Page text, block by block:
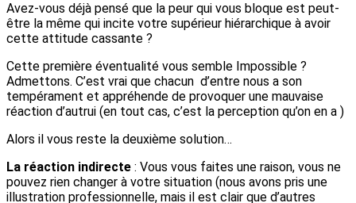
Avez-vous déjà pensé que la peur qui vous bloque est peut-
être la même qui incite votre supérieur hiérarchique à avoir
cette attitude cassante ?
Cette première éventualité vous semble Impossible ?
Admettons. C’est vrai que chacun d’entre nous a son
tempérament et appréhende de provoquer une mauvaise
réaction d’autrui (en tout cas, c’est la perception qu’on en a )
Alors il vous reste la deuxième solution…
La réaction indirecte : Vous vous faites une raison, vous ne
pouvez rien changer à votre situation (nous avons pris une
illustration professionnelle, mais il est clair que d’autres